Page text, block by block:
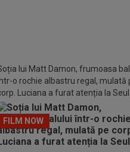
lui Matt Damon, frumoasa
o rochie albastru regal, mulată
Luciana a furat atenția la Seul
FILM NOW